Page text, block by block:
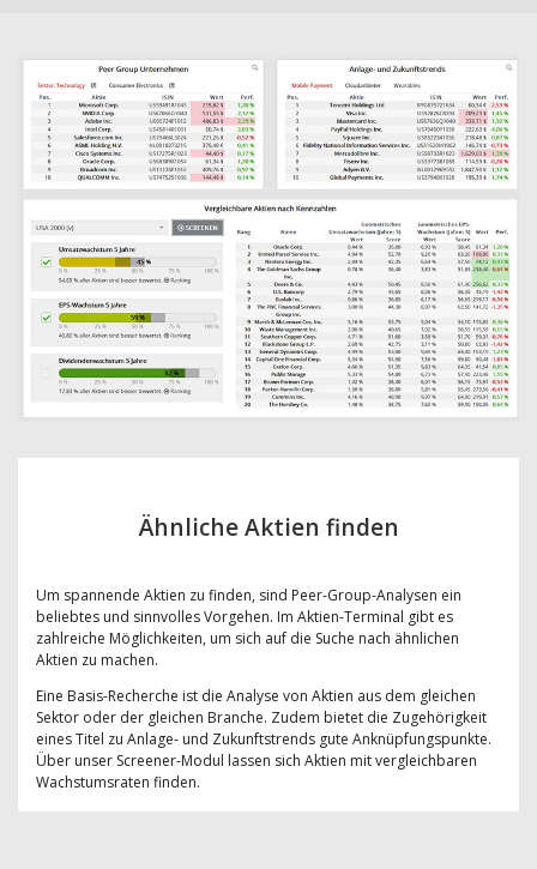
Ähnliche Aktien finden
Um spannende Aktien zu finden, sind Peer-Group-Analysen ein
beliebtes und sinnvolles Vorgehen. Im Aktien-Terminal gibt es
zahlreiche Möglichkeiten, um sich auf die Suche nach ähnlichen
Aktien zu machen.
Eine Basis-Recherche ist die Analyse von Aktien aus dem gleichen
Sektor oder der gleichen Branche. Zudem bietet die Zugehörigkeit
eines Titel zu Anlage- und Zukunftstrends gute Anknüpfungspunkte.
Über unser Screener-Modul lassen sich Aktien mit vergleichbaren
Wachstumsraten finden.